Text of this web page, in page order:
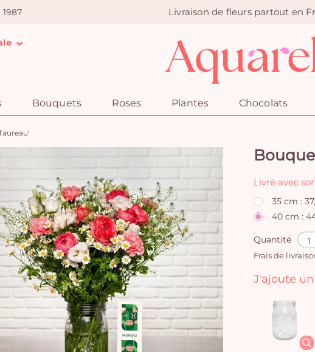
Livraison de fleurs partout en
Bouquets Roses Plantes Chocolats
Livré avec
35 cm :
40 cm :
Quantité
Frais de
J'ajoute